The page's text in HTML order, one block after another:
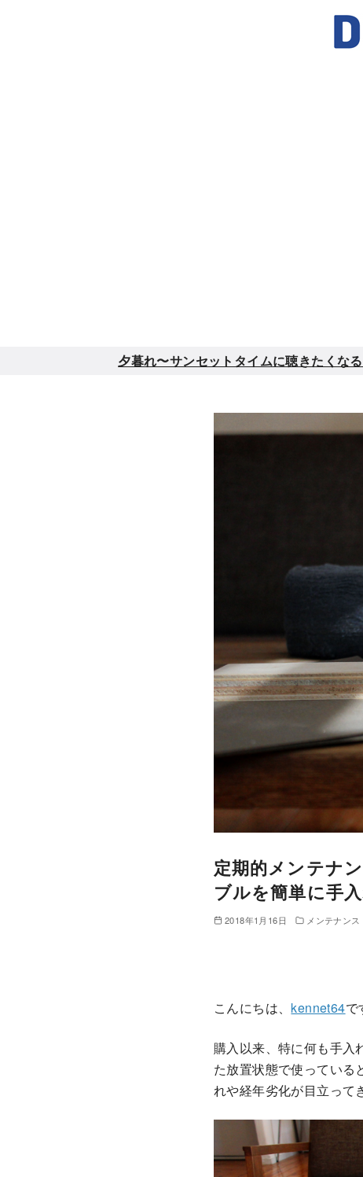
夕暮れ〜サンセットタイムに聴きたくな
定期的メンテナ
ブルを簡単に手
2018年1月16日 メンテナンス
こんにちは、 kennet64で
購入以来、特に何も手入
た放置状態で使っている
れや経年劣化が目立って